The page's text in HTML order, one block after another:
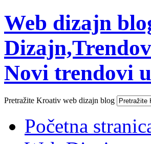
Web dizajn
Novi trendovi
Pretražite Kroativ web dizajn blog
Početna